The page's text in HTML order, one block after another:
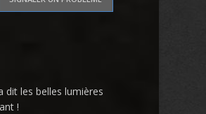
dit les belles lumières
!